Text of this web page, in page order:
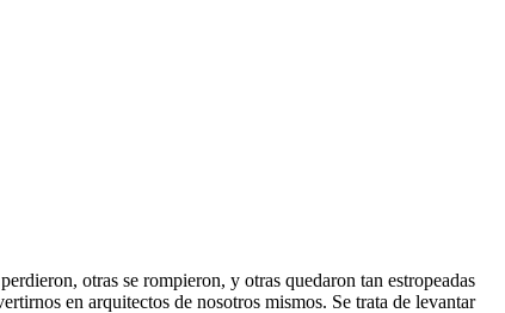
otras se rompieron, y otras quedaron tan estropeadas
en arquitectos de nosotros mismos. Se trata de levantar